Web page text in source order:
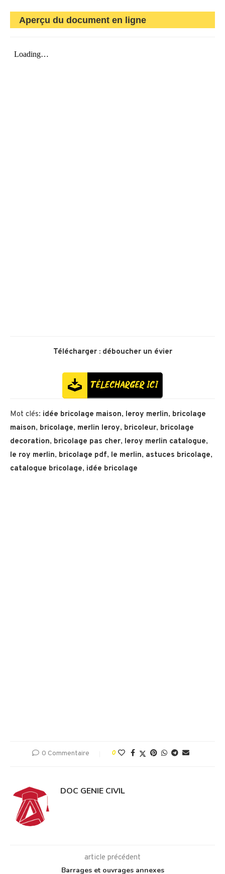
Aperçu du document en ligne
Télécharger : déboucher un évier
Mot clés: idée bricolage maison, leroy merlin, bricolage
maison, bricolage, merlin leroy, bricoleur, bricolage
decoration, bricolage pas cher, leroy merlin catalogue,
le roy merlin, bricolage pdf, le merlin, astuces bricolage,
catalogue bricolage, idée bricolage
0 Commentaire 0
DOC GENIE CIVIL
article précédent
Barrages et ouvrages annexes